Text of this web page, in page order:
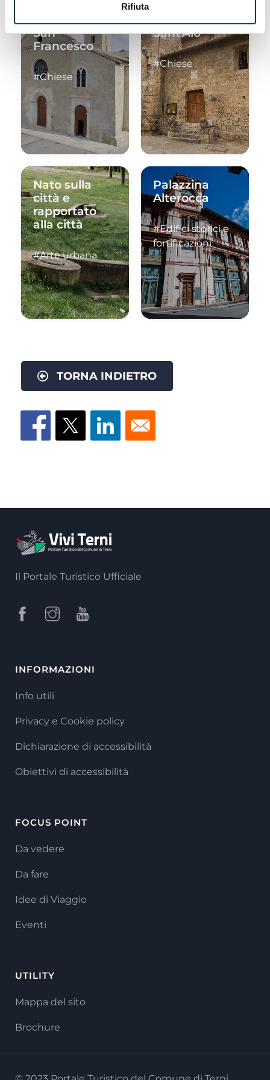
Rifiuta
Chiesa di
San
Francesco
#Chiese
Chiesa di
Sant'Alò
#Chiese
Nato sulla
città e
rapportato
alla città
#Arte urbana
Palazzina
Alterocca
#Edifici storici e
fortificazioni
TORNA INDIETRO
Il Portale Turistico Ufficiale
INFORMAZIONI
Info utili
Privacy e Cookie policy
Dichiarazione di accessibilità
Obiettivi di accessibilità
FOCUS POINT
Da vedere
Da fare
Idee di Viaggio
Eventi
UTILITY
Mappa del sito
Brochure